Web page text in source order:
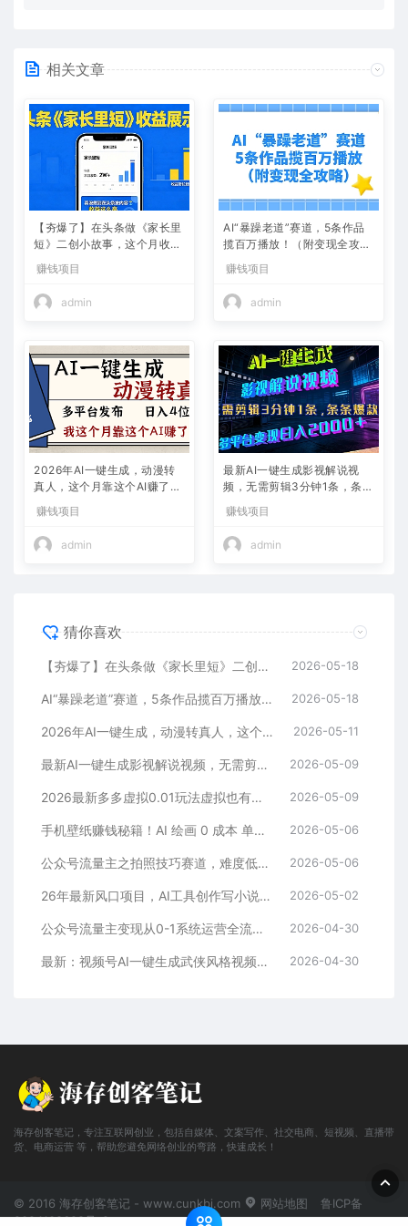
相关文章
【夯爆了】在头条做《家长里
短》二创小故事，这个月收益
2w+
赚钱项目
admin
AI“暴躁老道”赛道，5条作品
揽百万播放！（附变现全攻
略）
赚钱项目
admin
2026年AI一键生成，动漫转
真人，这个月靠这个AI赚了2
赚钱项目
admin
最新AI一键生成影视解说视
频，无需剪辑3分钟1条，条条
+
赚钱项目
admin
猜你喜欢
【夯爆了】在头条做《家长里短》二创小故事，这个月收益2w+ 2026-05-18
AI“暴躁老道”赛道，5条作品揽百万播放！（附变现全攻略） 2026-05-18
2026年AI一键生成，动漫转真人，这个月靠这个AI赚了2W+ 2026-05-11
最新AI一键生成影视解说视频，无需剪辑3分钟1条，条条爆款，多平台变现日入2000+ 2026-05-09
2026最新多多虚拟0.01玩法虚拟也有新门路轻松日入2500! 2026-05-09
手机壁纸赚钱秘籍！AI 绘画 0 成本 单店狂销 3.8 万单 2026-05-06
公众号流量主之拍照技巧赛道，难度低+流量大，起号第一篇就爆了10w阅读！ 2026-05-06
26年最新风口项目，AI工具创作写小说，轻松实现日入1000+ 2026-05-02
公众号流量主变现从0-1系统运营全流程讲解！ 2026-04-30
最新：视频号AI一键生成武侠风格视频，狂撸视频号分成收益，学完轻松日入1000+ 2026-04-30
海存创客笔记，专注互联网创业，包括自媒体、文案写作、社交电商、短视频、直播带
货、电商运营 等，帮助您避免网络创业的弯路，快速成长！
© 2016 海存创客笔记 - www.cunkbj.com 网站地图
鲁ICP备
2024108698号-2